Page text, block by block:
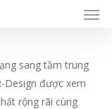
sang tầm trung
Design được xem
rộng rãi cùng
Menu